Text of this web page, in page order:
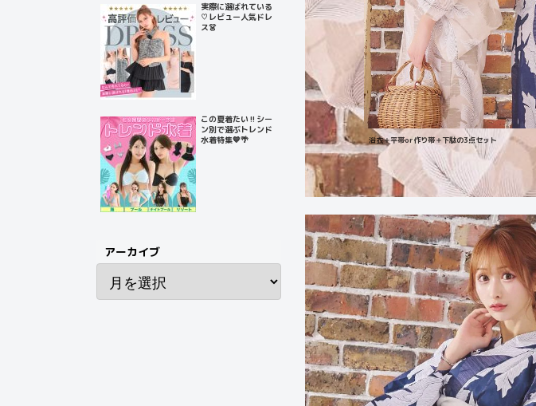
浴衣＋平帯or作り帯＋下駄の3点セット
実際に選ばれている
♡レビュー人気ドレ
ス👗
この夏着たい‼️シー
ン別で選ぶトレンド
水着特集💙🌴
アーカイブ